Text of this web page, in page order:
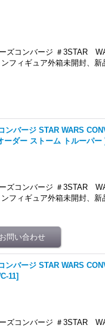
ズコンバージ ＃3STAR
フィギュア外箱未開封、新
ンバージ STAR WARS
ーダー ストーム トルーパー
ズコンバージ ＃3STAR
フィギュア外箱未開封、新
ンバージ STAR WARS
11]
ズコンバージ ＃3STAR